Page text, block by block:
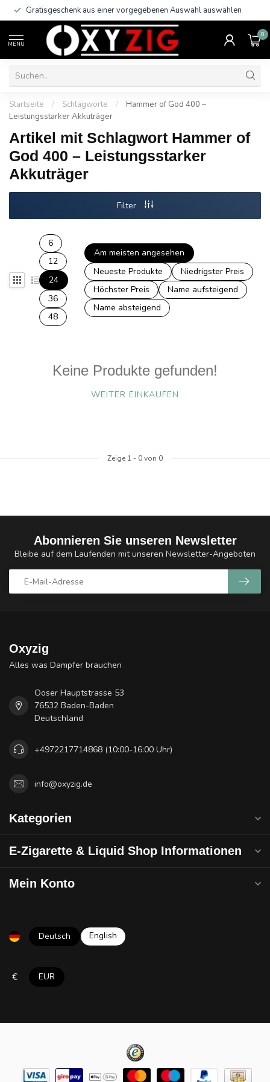
Gratisgeschenk aus einer vorgegebenen Auswahl auswählen
MENU
0
Startseite / Schlagworte /
Hammer of God 400 –
Leistungsstarker Akkuträger
Artikel mit Schlagwort Hammer of
God 400 – Leistungsstarker
Akkuträger
Filter
6
12
24
36
48
Am meisten angesehen
Neueste Produkte
Niedrigster Preis
Höchster Preis
Name aufsteigend
Name absteigend
Keine Produkte gefunden!
WEITER EINKAUFEN
Zeige 1 - 0von 0
Abonnieren Sie unseren Newsletter
Bleibe auf dem Laufenden mit unseren Newsletter-Angeboten
Oxyzig
Alles was Dampfer brauchen
Ooser Hauptstrasse 53
76532 Baden-Baden
Deutschland
+4972217714868 (10:00-16:00 Uhr)
info@oxyzig.de
Kategorien
E-Zigarette & Liquid Shop Informationen
Mein Konto
Deutsch English
€ EUR